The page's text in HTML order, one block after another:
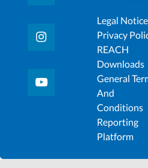
Legal Notice
Privacy
REACH
Downloads
General
And
Conditions
Reporting
Platform